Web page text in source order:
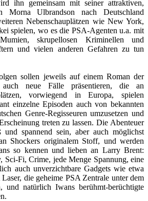
ihn gemeinsam mit seiner attraktiven,
Morna Ulbrandson nach Deutschland
Nebenschauplätzen wie New York,
spielen, wo es die PSA-Agenten u.a. mit
skrupellosen Kriminellen und
und vielen anderen Gefahren zu tun
sollen jeweils auf einem Roman der
auch neue Fälle präsentieren, die an
vorwiegend in Europa, spielen
einzelne Episoden auch von bekannten
Genre-Regisseuren umzusetzen und
treten zu lassen. Die Abenteuer
und spannend sein, aber auch möglichst
Shockers originalem Stoff, und werden
so kennen und lieben an Larry Brent:
Fi, Crime, jede Menge Spannung, eine
auch unverzichtbare Gadgets wie etwa
die geheime PSA Zentrale unter dem
und natürlich Iwans berühmt-berüchtigte